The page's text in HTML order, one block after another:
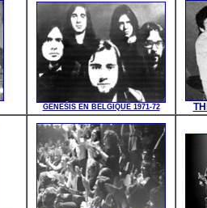
GENESIS EN BELGIQUE 1971-72